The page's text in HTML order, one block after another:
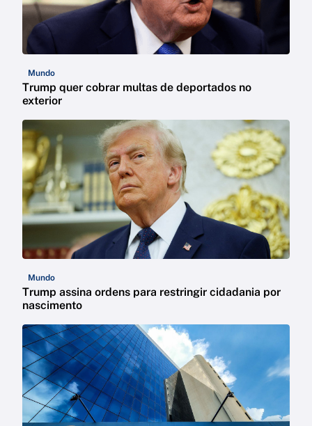
Mundo
Trump quer cobrar multas de deportados no
exterior
Mundo
Trump assina ordens para restringir cidadania por
nascimento